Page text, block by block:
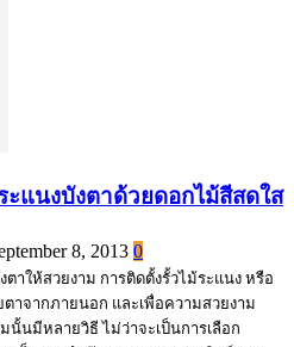
ะแนงบังตาด้วยดอกไม้สีสดใส
8, 2013 0
าให้สวยงาม การติดตั้งรั้วไม้ระแนง หรือ
าจากภายนอก และเพื่อความสวยงาม
นั้นมีหลายวิธี ไม่ว่าจะเป็นการเลือก